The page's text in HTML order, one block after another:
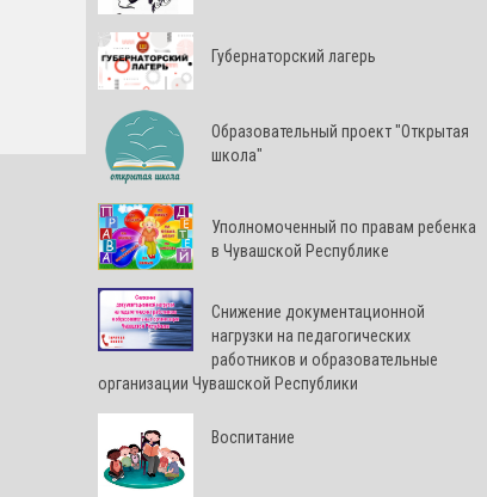
Губернаторский лагерь
Образовательный проект "Открытая
школа"
Уполномоченный по правам ребенка
в Чувашской Республике
Снижение документационной
нагрузки на педагогических
работников и образовательные
организации Чувашской Республики
Воспитание